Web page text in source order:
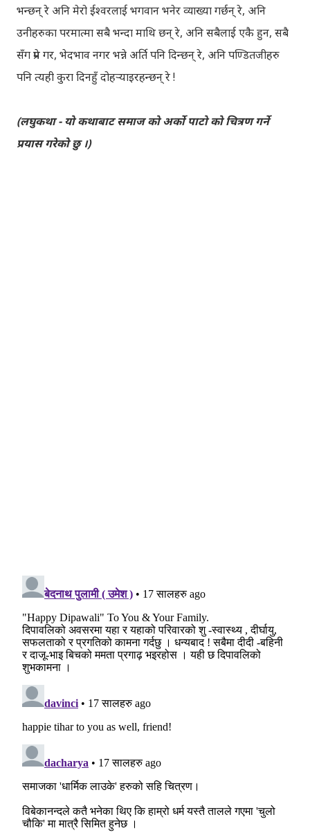
भन्छन् रे अनि मेरो ईश्वरलाई भगवान भनेर व्याख्या गर्छन् रे, अनि
उनीहरुका परमात्मा सबै भन्दा माथि छन् रे, अनि सबैलाई एकै हुन, सबै
सँग प्रेम गर, भेदभाव नगर भन्ने अर्ति पनि दिन्छन् रे, अनि पण्डितजीहरु
पनि त्यही कुरा दिनहुँ दोहर्‍याइरहन्छन् रे !
(लघुकथा - यो कथाबाट समाज को अर्को पाटो को चित्रण गर्ने
प्रयास गरेको छु ।)